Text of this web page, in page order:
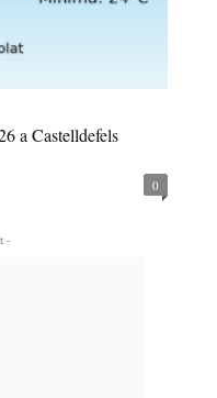
a Castelldefels
0
-